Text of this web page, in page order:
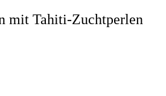
mit Tahiti-Zuchtperlen